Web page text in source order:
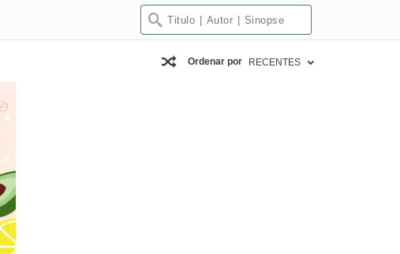
Ordenar por RECENTES